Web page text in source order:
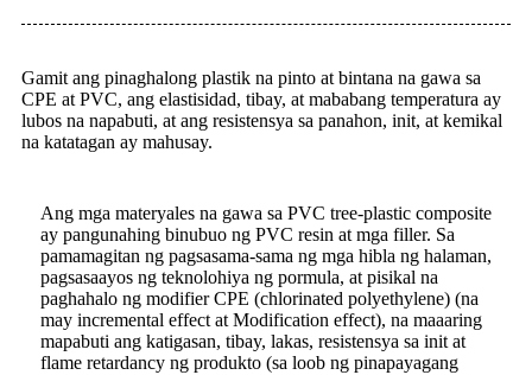
Gamit ang pinaghalong plastik na pinto at bintana na gawa sa
CPE at PVC, ang elastisidad, tibay, at mababang temperatura ay
lubos na napabuti, at ang resistensya sa panahon, init, at kemikal
na katatagan ay mahusay.
Ang mga materyales na gawa sa PVC tree-plastic composite
ay pangunahing binubuo ng PVC resin at mga filler. Sa
pamamagitan ng pagsasama-sama ng mga hibla ng halaman,
pagsasaayos ng teknolohiya ng pormula, at pisikal na
paghahalo ng modifier CPE (chlorinated polyethylene) (na
may incremental effect at Modification effect), na maaaring
mapabuti ang katigasan, tibay, lakas, resistensya sa init at
flame retardancy ng produkto (sa loob ng pinapayagang